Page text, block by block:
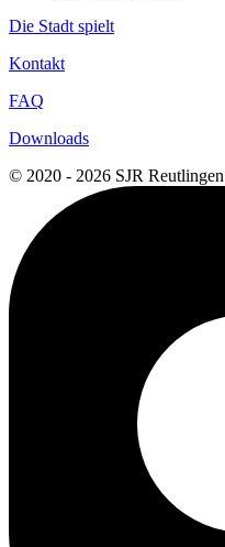
Die Stadt spielt
Kontakt
FAQ
Downloads
© 2020 - 2026 SJR Reutlingen